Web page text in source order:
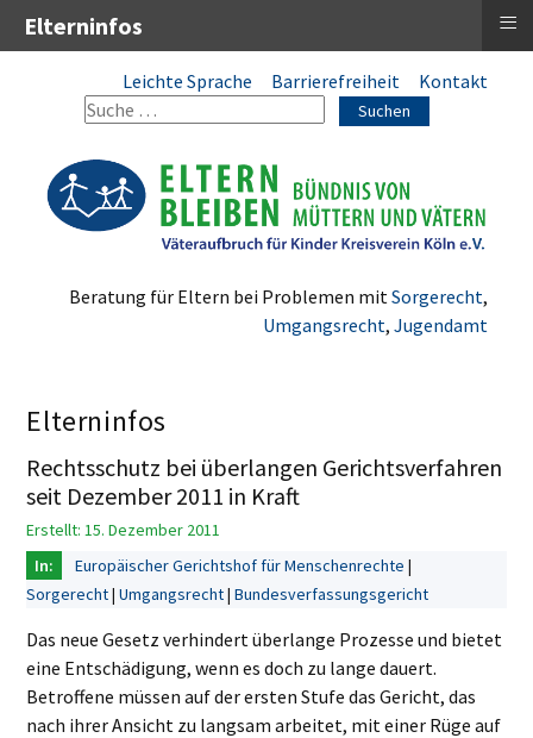
Leichte Sprache Barrierefreiheit Kontakt
Suchen
Beratung für Eltern bei Problemen mit Sorgerecht,
Umgangsrecht, Jugendamt
Elterninfos
Rechtsschutz bei überlangen Gerichtsverfahren
seit Dezember 2011 in Kraft
Erstellt: 15. Dezember 2011
Europäischer Gerichtshof für Menschenrechte
Sorgerecht Umgangsrecht Bundesverfassungsgericht
Das neue Gesetz verhindert überlange Prozesse und bietet
eine Entschädigung, wenn es doch zu lange dauert.
Betroffene müssen auf der ersten Stufe das Gericht, das
nach ihrer Ansicht zu langsam arbeitet, mit einer Rüge auf
Elterninfos ≡